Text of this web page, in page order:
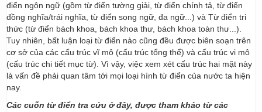
điển ngôn ngữ (gồm từ điển tường giải, từ điển chính tả, từ điển
đồng nghĩa/trái nghĩa, từ điển song ngữ, đa ngữ...) và Từ điển tri
thức (từ điển bách khoa, bách khoa thư, bách khoa toàn thư...).
Tuy nhiên, bất luận loại từ điển nào cũng đều được biên soạn trên
cơ sở của các cấu trúc vĩ mô (cấu trúc tổng thể) và cấu trúc vi mô
(cấu trúc chi tiết mục từ). Vì vậy, việc xem xét cấu trúc hai mặt này
là vấn đề phải quan tâm tới mọi loại hình từ điển của nước ta hiện
nay.
Các cuốn từ điển tra cứu ở đây, được tham khảo từ các